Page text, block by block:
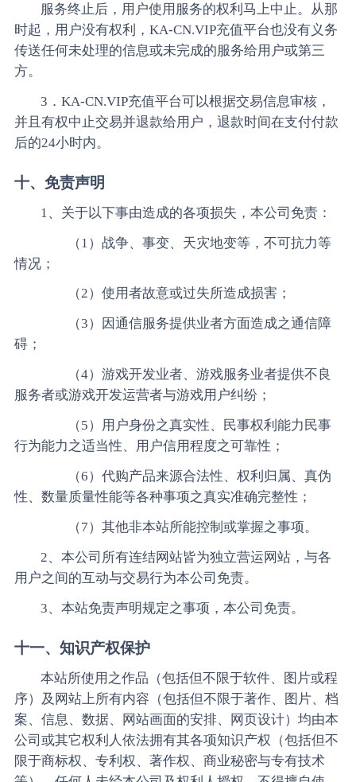
服务终止后，用户使用服务的权利马上中止。从那
时起，用户没有权利，KA-CN.VIP充值平台也没有义务
传送任何未处理的信息或未完成的服务给用户或第三
方。
3．KA-CN.VIP充值平台可以根据交易信息审核，
并且有权中止交易并退款给用户，退款时间在支付付款
后的24小时内。
十、免责声明
1、关于以下事由造成的各项损失，本公司免责：
（1）战争、事变、天灾地变等，不可抗力等
情况；
（2）使用者故意或过失所造成损害；
（3）因通信服务提供业者方面造成之通信障
碍；
（4）游戏开发业者、游戏服务业者提供不良
服务者或游戏开发运营者与游戏用户纠纷；
（5）用户身份之真实性、民事权利能力民事
行为能力之适当性、用户信用程度之可靠性；
（6）代购产品来源合法性、权利归属、真伪
性、数量质量性能等各种事项之真实准确完整性；
（7）其他非本站所能控制或掌握之事项。
2、本公司所有连结网站皆为独立营运网站，与各
用户之间的互动与交易行为本公司免责。
3、本站免责声明规定之事项，本公司免责。
十一、知识产权保护
本站所使用之作品（包括但不限于软件、图片或程
序）及网站上所有内容（包括但不限于著作、图片、档
案、信息、数据、网站画面的安排、网页设计）均由本
公司或其它权利人依法拥有其各项知识产权（包括但不
限于商标权、专利权、著作权、商业秘密与专有技术